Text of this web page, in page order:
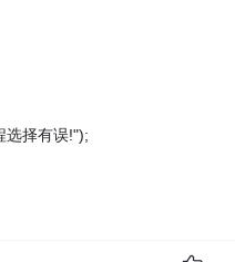
选择有误!");